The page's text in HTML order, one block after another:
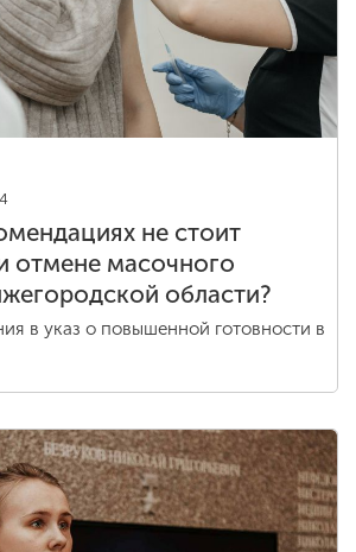
не стоит
отмене масочного
области?
в указ о повышенной готовности в